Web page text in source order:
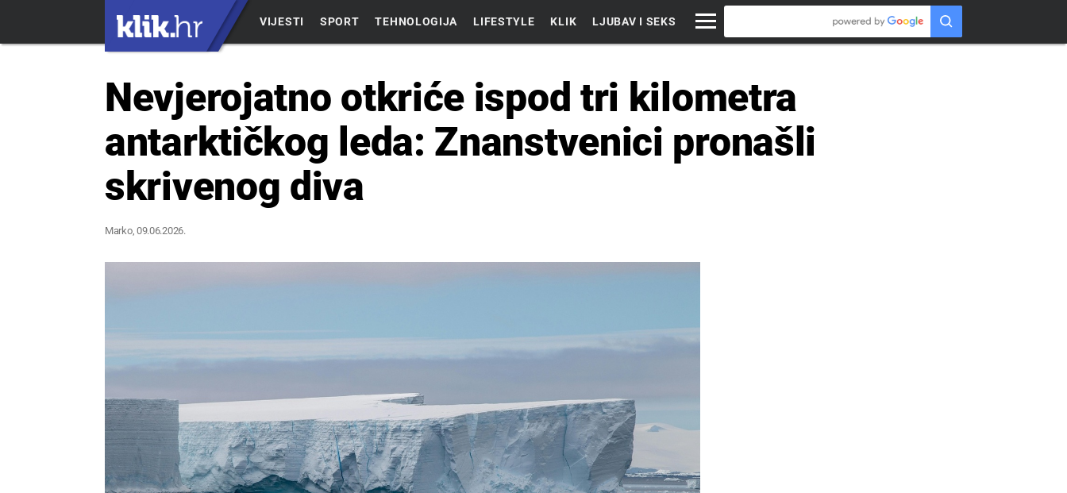
VIJESTI SPORT TEHNOLOGIJA LIFESTYLE KLIK LJUBAV I SEKS
Nevjerojatno otkriće ispod tri kilometra
antarktičkog leda: Znanstvenici pronašli
skrivenog diva
Marko, 09.06.2026.